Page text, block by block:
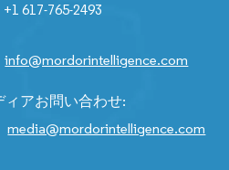
+1 617-765-2493
info@mordorintelligence.com
ィアお問い合わせ:
media@mordorintelligence.com